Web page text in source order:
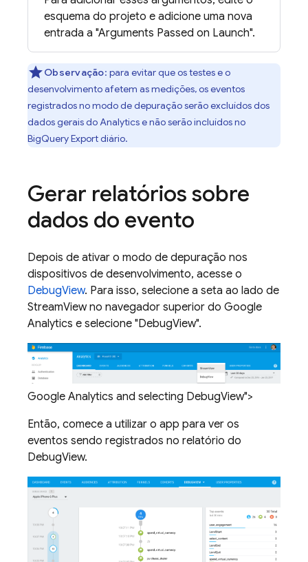
esquema do projeto e adicione uma nova
entrada a "Arguments Passed on Launch".
Observação: para evitar que os testes e o
desenvolvimento afetem as medições, os eventos
registrados no modo de depuração serão excluídos dos
dados gerais doAnalyticse não serão incluídos no
BigQuery Export diário.
Gerar relatórios sobre
dados do evento
Depois de ativar o modo de depuração nos
dispositivos de desenvolvimento, acesse o
DebugView. Para isso, selecione a seta ao lado de
StreamView no navegador superior do Google
Analytics e selecione "DebugView".
Google Analytics and selecting DebugView">
Então, comece a utilizar o app para ver os
eventos sendo registrados no relatório do
DebugView.